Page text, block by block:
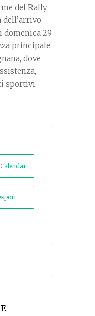
del Rally
dell’arrivo
29
principale
dove
sportivi.